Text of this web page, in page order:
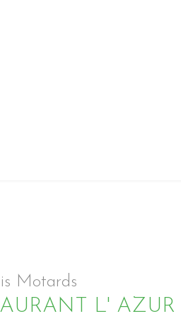
Motards
L' AZUR